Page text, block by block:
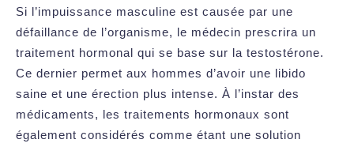
Si l’impuissance masculine est causée par une
défaillance de l’organisme, le médecin prescrira un
traitement hormonal qui se base sur la testostérone.
Ce dernier permet aux hommes d’avoir une libido
saine et une érection plus intense. À l’instar des
médicaments, les traitements hormonaux sont
également considérés comme étant une solution